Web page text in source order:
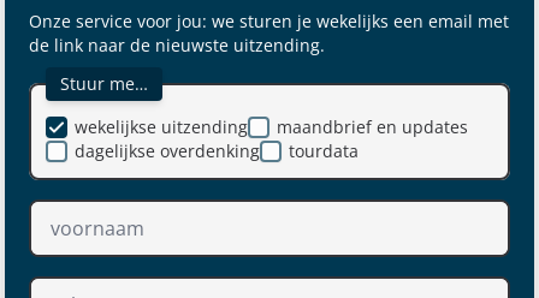
Onze service voor jou: we sturen je wekelijks een email met
de link naar de nieuwste uitzending.
Stuur me…
maandbrief en updates
dagelijkse overdenking
wekelijkse uitzending
tourdata